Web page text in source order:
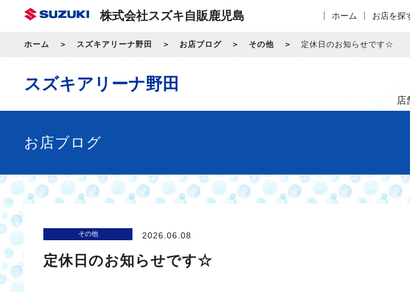
株式会社スズキ自販鹿児島 ホーム お店を探
ホーム スズキアリーナ野田 お店ブログ その他 定休日のお知らせです☆
スズキアリーナ野田
店
お店ブログ
その他 2026.06.08
定休日のお知らせです☆